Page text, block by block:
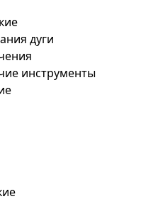
дуги
инструменты